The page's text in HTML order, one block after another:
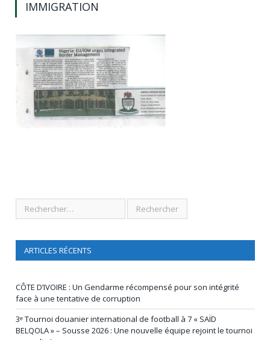
IMMIGRATION
ARTICLES RÉCENTS
CÔTE D’IVOIRE : Un Gendarme récompensé pour son intégrité
face à une tentative de corruption
3ᵉ Tournoi douanier international de football à 7 « SAÏD
BELQOLA » – Sousse 2026 : Une nouvelle équipe rejoint le tournoi